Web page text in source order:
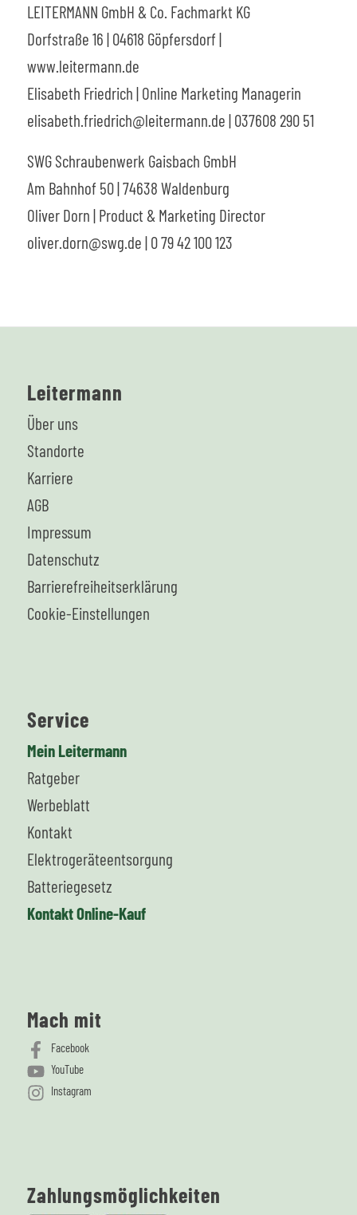
LEITERMANN GmbH & Co. Fachmarkt KG
Dorfstraße 16 | 04618 Göpfersdorf |
www.leitermann.de
Elisabeth Friedrich | Online Marketing Managerin
elisabeth.friedrich@leitermann.de | 037608 290 51
SWG Schraubenwerk Gaisbach GmbH
Am Bahnhof 50 | 74638 Waldenburg
Oliver Dorn | Product & Marketing Director
oliver.dorn@swg.de | 0 79 42 100 123
Leitermann
Über uns
Standorte
Karriere
AGB
Impressum
Datenschutz
Barrierefreiheitserklärung
Cookie-Einstellungen
Service
Mein Leitermann
Ratgeber
Werbeblatt
Kontakt
Elektrogeräteentsorgung
Batteriegesetz
Kontakt Online-Kauf
Mach mit
Facebook
YouTube
Instagram
Zahlungsmöglichkeiten